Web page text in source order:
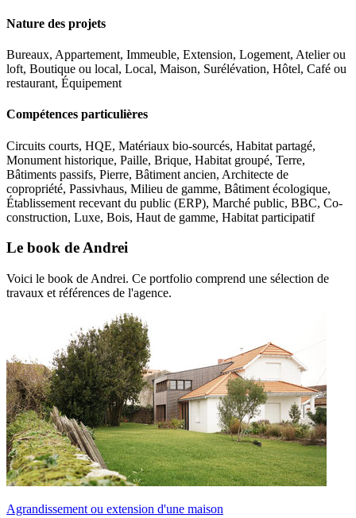
Nature des projets
Bureaux, Appartement, Immeuble, Extension, Logement, Atelier ou
loft, Boutique ou local, Local, Maison, Surélévation, Hôtel, Café ou
restaurant, Équipement
Compétences particulières
Circuits courts, HQE, Matériaux bio-sourcés, Habitat partagé,
Monument historique, Paille, Brique, Habitat groupé, Terre,
Bâtiments passifs, Pierre, Bâtiment ancien, Architecte de
copropriété, Passivhaus, Milieu de gamme, Bâtiment écologique,
Établissement recevant du public (ERP), Marché public, BBC, Co-
construction, Luxe, Bois, Haut de gamme, Habitat participatif
Le book de Andrei
Voici le book de Andrei. Ce portfolio comprend une sélection de
travaux et références de l'agence.
Agrandissement ou extension d'une maison